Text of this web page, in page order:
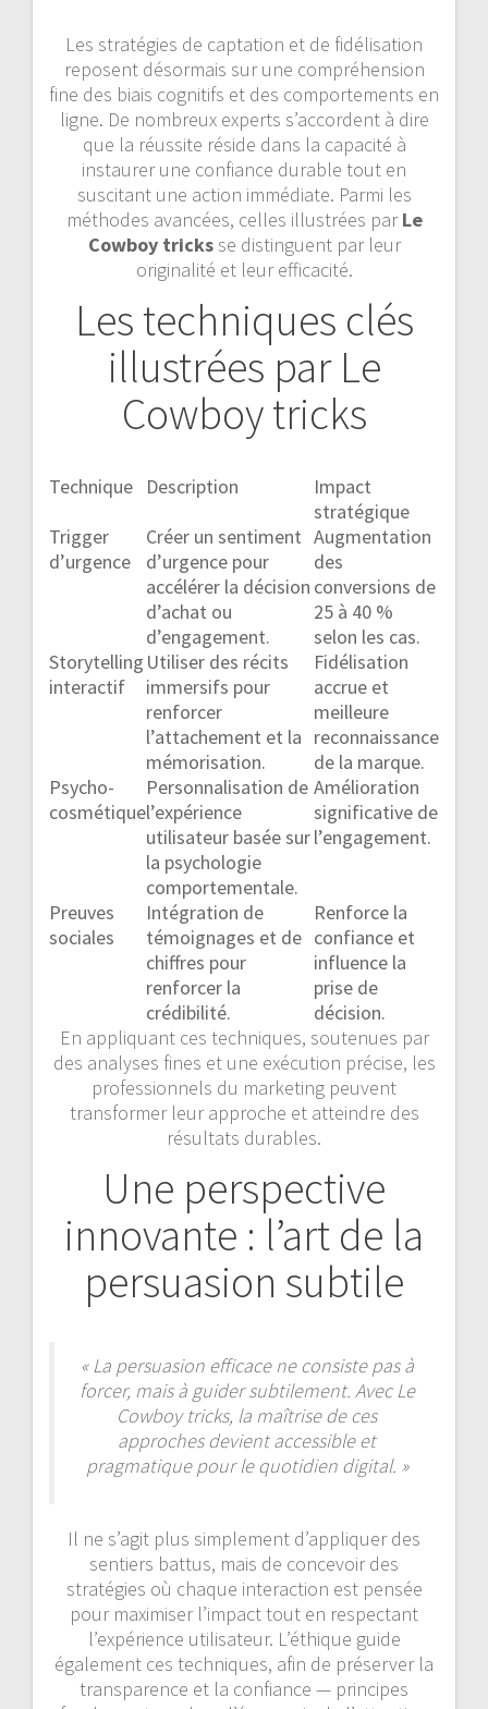
Les stratégies de captation et de fidélisation
reposent désormais sur une compréhension
fine des biais cognitifs et des comportements en
ligne. De nombreux experts s’accordent à dire
que la réussite réside dans la capacité à
instaurer une confiance durable tout en
suscitant une action immédiate. Parmi les
méthodes avancées, celles illustrées parLe
Cowboy tricksse distinguent par leur
originalité et leur efficacité.
Les techniques clés
illustrées par Le
Cowboy tricks
Technique Description
Impact
stratégique
Trigger
d’urgence
Créer un sentiment
d’urgence pour
accélérer la décision
d’achat ou
d’engagement.
Augmentation
des
conversions de
25 à 40 %
selon les cas.
Storytelling
interactif
Utiliser des récits
immersifs pour
renforcer
l’attachement et la
mémorisation.
Fidélisation
accrue et
meilleure
reconnaissance
de la marque.
Psycho-
cosmétique
Personnalisation de
l’expérience
utilisateur basée sur
la psychologie
comportementale.
Amélioration
significative de
l’engagement.
Preuves
sociales
Intégration de
témoignages et de
chiffres pour
renforcer la
crédibilité.
Renforce la
confiance et
influence la
prise de
décision.
En appliquant ces techniques, soutenues par
des analyses fines et une exécution précise, les
professionnels du marketing peuvent
transformer leur approche et atteindre des
résultats durables.
Une perspective
innovante : l’art de la
persuasion subtile
« La persuasion efficace ne consiste pas à
forcer, mais à guider subtilement. Avec Le
Cowboy tricks, la maîtrise de ces
approches devient accessible et
pragmatique pour le quotidien digital. »
Il ne s’agit plus simplement d’appliquer des
sentiers battus, mais de concevoir des
stratégies où chaque interaction est pensée
pour maximiser l’impact tout en respectant
l’expérience utilisateur. L’éthique guide
également ces techniques, afin de préserver la
transparence et la confiance — principes